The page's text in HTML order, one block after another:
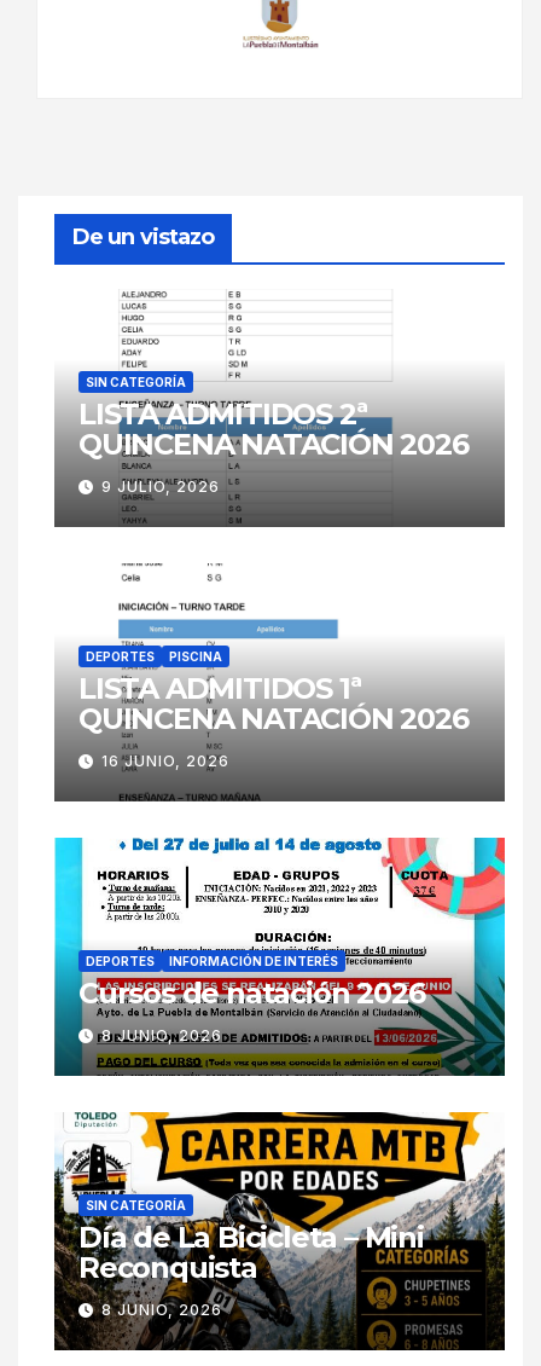
De un vistazo
SIN CATEGORÍA
LISTA ADMITIDOS 2ª
QUINCENA NATACIÓN 2026
9 JULIO, 2026
DEPORTES PISCINA
LISTA ADMITIDOS 1ª
QUINCENA NATACIÓN 2026
16 JUNIO, 2026
DEPORTES INFORMACIÓN DE INTERÉS
Cursos de natación 2026
8 JUNIO, 2026
SIN CATEGORÍA
Día de La Bicicleta – Mini
Reconquista
8 JUNIO, 2026